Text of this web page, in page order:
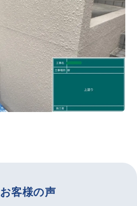
お客様の声